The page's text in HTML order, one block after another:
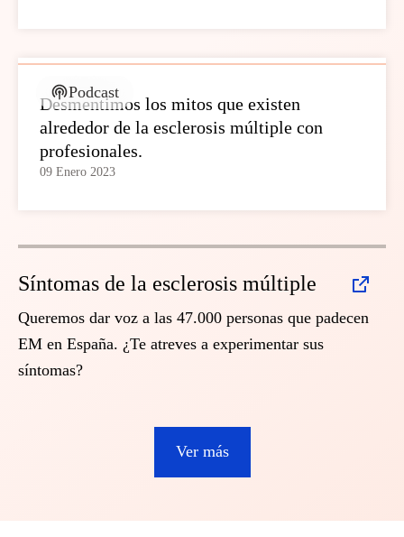
Podcast
Desmentimos los mitos que existen
alrededor de la esclerosis múltiple con
profesionales.
09 Enero 2023
Síntomas de la esclerosis múltiple
Queremos dar voz a las 47.000 personas que padecen
EM en España. ¿Te atreves a experimentar sus
síntomas?
Ver más